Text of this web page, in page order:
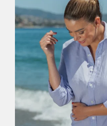
XS S
XL